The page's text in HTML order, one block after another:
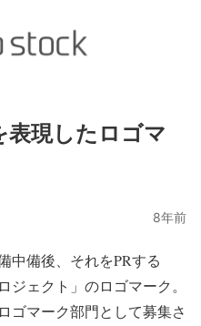
表現したロゴマ
8年前
中備後、それをPRする
ジェクト」のロゴマーク。
ゴマーク部門として募集さ